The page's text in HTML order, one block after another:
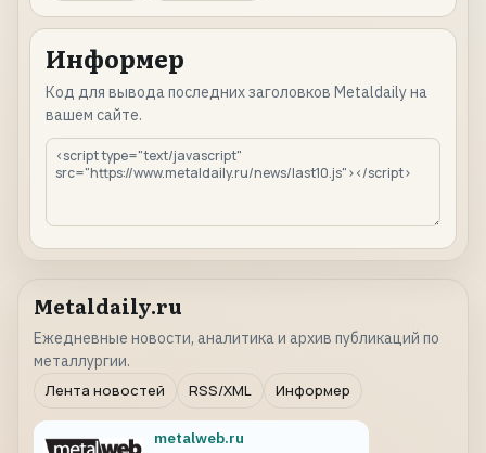
Информер
Код для вывода последних заголовков Metaldaily на
вашем сайте.
Metaldaily.ru
Ежедневные новости, аналитика и архив публикаций по
металлургии.
Лента новостей
RSS/XML Информер
metalweb.ru